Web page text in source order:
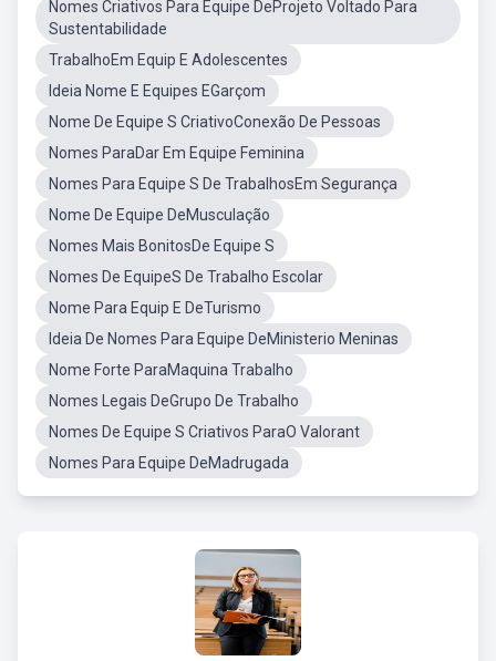
Nomes Criativos Para Equipe DeProjeto Voltado Para
Sustentabilidade
TrabalhoEm Equip E Adolescentes
Ideia Nome E Equipes EGarçom
Nome De Equipe S CriativoConexão De Pessoas
Nomes ParaDar Em Equipe Feminina
Nomes Para Equipe S De TrabalhosEm Segurança
Nome De Equipe DeMusculação
Nomes Mais BonitosDe Equipe S
Nomes De EquipeS De Trabalho Escolar
Nome Para Equip E DeTurismo
Ideia De Nomes Para Equipe DeMinisterio Meninas
Nome Forte ParaMaquina Trabalho
Nomes Legais DeGrupo De Trabalho
Nomes De Equipe S Criativos ParaO Valorant
Nomes Para Equipe DeMadrugada